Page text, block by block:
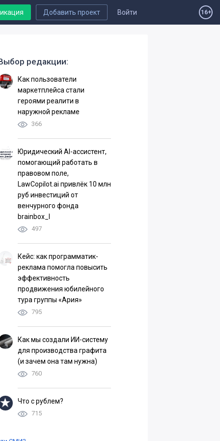
Войти
Добавить проект 16+
редакции:
Как пользователи
маркетплейса стали
героями реалити в
наружной рекламе
366
Юридический AI-ассистент,
помогающий работать в
правовом поле,
LawCopilot.ai привлёк 10 млн
руб инвестиций от
венчурного фонда
brainbox_I
497
Кейс: как программатик-
реклама помогла повысить
эффективность
продвижения юбилейного
тура группы «Ария»
795
Как мы создали ИИ-систему
для производства графита
(и зачем она там нужна)
760
Что с рублем?
715